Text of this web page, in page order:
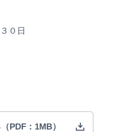
ラリー
ラリー
０日
PDF：1MB）